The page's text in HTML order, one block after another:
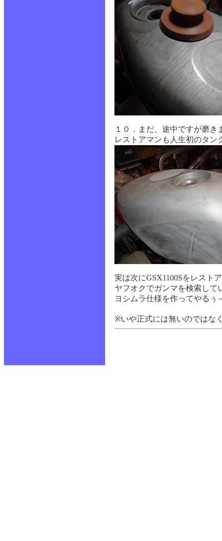
１０．まだ、途中ですが磨
レストアマンも人生初のタン
実は次にGSX1100Sをレスト
ヤフオクでガンマを検索して
ヨシムラ仕様を作ってやるぅ
※いや正式には無いのではな